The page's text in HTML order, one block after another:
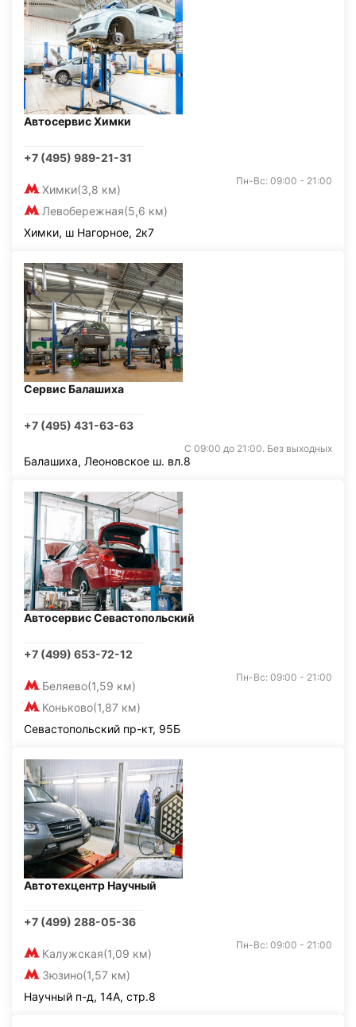
Автосервис Химки
+7 (495) 989-21-31
Химки(3,8 км)
Левобережная(5,6 км)
Пн-Вс: 09:00 - 21:00
Химки, ш Нагорное, 2к7
Сервис Балашиха
+7 (495) 431-63-63
С 09:00 до 21:00. Без выходных
Балашиха, Леоновское ш. вл.8
Автосервис Севастопольский
+7 (499) 653-72-12
Беляево(1,59 км)
Коньково(1,87 км)
Пн-Вс: 09:00 - 21:00
Севастопольский пр-кт, 95Б
Автотехцентр Научный
+7 (499) 288-05-36
Калужская(1,09 км)
Зюзино(1,57 км)
Пн-Вс: 09:00 - 21:00
Научный п-д, 14А, стр.8